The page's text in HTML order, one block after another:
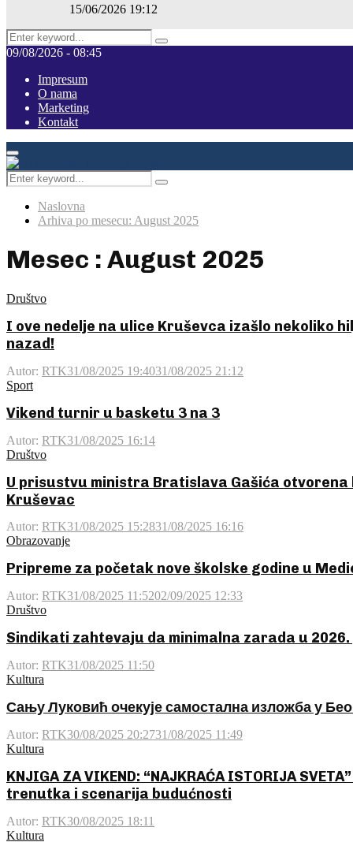
15/06/2026 19:12
Search
for:
Pretraga
09/08/2026 - 08:45
Impresum
O nama
Marketing
Kontakt
Facebook
Instagram
Youtube
Primary
Menu
Search
for:
Pretraga
Naslovna
Arhiva po mesecu: August 2025
Mesec : August 2025
Društvo
I ove nedelje na ulice Kruševca izašlo nekoliko
nazad!
Autor: RTK31/08/2025 19:4031/08/2025 21:12
Sport
Vikend turnir u basketu 3 na 3
Autor: RTK31/08/2025 16:14
Društvo
U prisustvu ministra Bratislava Gašića
Kruševac
Autor: RTK31/08/2025 15:2831/08/2025 16:16
Obrazovanje
Pripreme za početak nove školske godine u
Autor: RTK31/08/2025 11:5202/09/2025 12:33
Društvo
Sindikati zahtevaju da minimalna zarada u
Autor: RTK31/08/2025 11:50
Kultura
Сању Луковић очекује самостална изложба у
Autor: RTK30/08/2025 20:2731/08/2025 11:49
Kultura
KNJIGA ZA VIKEND: “NAJKRAĆA ISTORIJA
trenutka i scenarija budućnosti
Autor: RTK30/08/2025 18:11
Kultura